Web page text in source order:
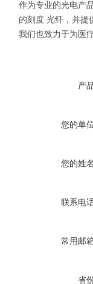
作为专业的光电产
的刻度 光纤，并提
我们也致力于为医
产
您的单
您的姓
联系电
常用邮
省